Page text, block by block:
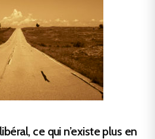
ce qui n’existe plus en